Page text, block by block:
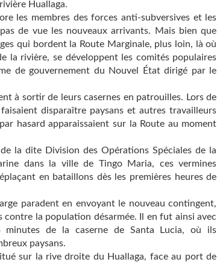
Huallaga.
les membres des forces anti-subversives et les
de vue les nouveaux arrivants. Mais bien que
qui bordent la Route Marginale, plus loin, là où
la rivière, se développent les comités populaires
de gouvernement du Nouvel État dirigé par le
à sortir de leurs casernes en patrouilles. Lors de
disparaître paysans et autres travailleurs
hasard apparaissaient sur la Route au moment
la dite Division des Opérations Spéciales de la
dans la ville de Tingo Maria, ces vermines
en bataillons dès les premières heures de
paradent en envoyant le nouveau contingent,
contre la population désarmée. Il en fut ainsi avec
de la caserne de Santa Lucia, où ils
paysans.
sur la rive droite du Huallaga, face au port de